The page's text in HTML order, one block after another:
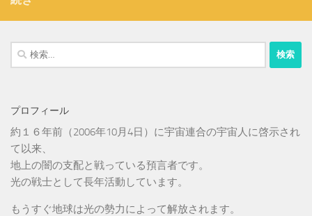
検
索:
プロフィール
約１６年前（2006年10月4日）に宇宙連合の宇宙人に啓示され
て以来、
地上の闇の支配と戦っている預言者です。
光の戦士として長年活動しています。
もうすぐ地球は光の勢力によって解放されます。